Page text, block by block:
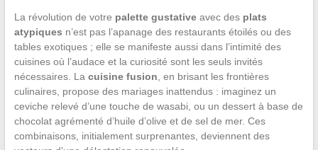
La révolution de votre palette gustativeavec des plats
atypiques n’est pas l’apanage des restaurants étoilés ou des
tables exotiques ; elle se manifeste aussi dans l’intimité des
cuisines où l’audace et la curiosité sont les seuls invités
nécessaires. La cuisine fusion , en brisant les frontières
culinaires, propose des mariages inattendus : imaginez un
ceviche relevé d’une touche de wasabi, ou un dessert à base de
chocolat agrémenté d’huile d’olive et de sel de mer. Ces
combinaisons, initialement surprenantes, deviennent des